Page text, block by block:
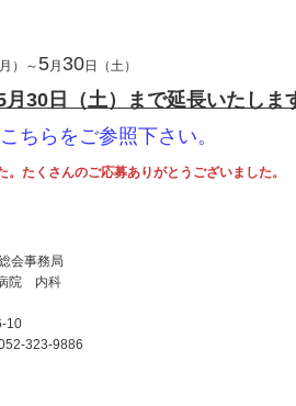
）～ 5月 30日（土）
月30日（土）まで延長いたしま
ちらをご参照下さい。
たくさんのご応募ありがとうございました。
会事務局
院 内科
10
323-9886